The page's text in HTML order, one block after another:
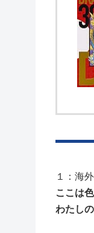
１：海
ここは
わたし